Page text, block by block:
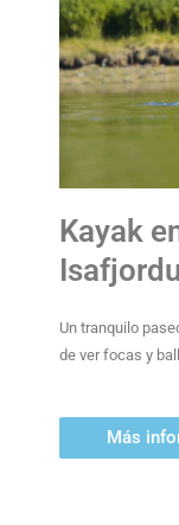
Kayak
Un tranquilo
de ver focas y
Más